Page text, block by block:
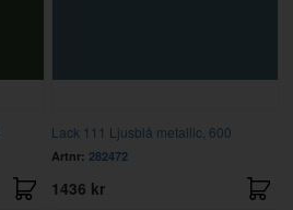
Lack 111 Ljusblå metallic, 600
Artnr: 282472
1436 kr